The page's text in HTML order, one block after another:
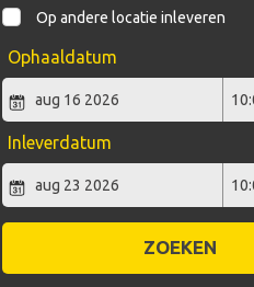
Op andere locatie inleveren
Ophaaldatum
Inleverdatum
ZOEKEN